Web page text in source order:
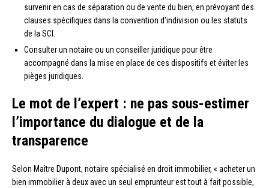
survenir en cas de séparation ou de vente du bien, en prévoyant des
clauses spécifiques dans la convention d’indivision ou les statuts
de la SCI.
Consulter un notaire ou un conseiller juridique pour être
accompagné dans la mise en place de ces dispositifs et éviter les
pièges juridiques.
Le mot de l’expert : ne pas sous-estimer
l’importance du dialogue et de la
transparence
Selon Maître Dupont, notaire spécialisé en droit immobilier, « acheter un
bien immobilier à deux avec un seul emprunteur est tout à fait possible,